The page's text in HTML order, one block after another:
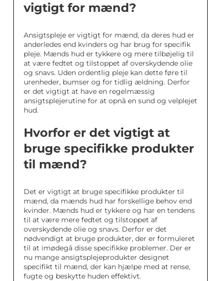
vigtigt for mænd?
Ansigtspleje er vigtigt for mænd, da deres hud er
anderledes end kvinders og har brug for specifik
pleje. Mænds hud er tykkere og mere tilbøjelig til
at være fedtet og tilstoppet af overskydende olie
og snavs. Uden ordentlig pleje kan dette føre til
urenheder, bumser og for tidlig ældning. Derfor
er det vigtigt at have en regelmæssig
ansigtsplejerutine for at opnå en sund og velplejet
hud.
Hvorfor er det vigtigt at
bruge specifikke produkter
til mænd?
Det er vigtigt at bruge specifikke produkter til
mænd, da mænds hud har forskellige behov end
kvinder. Mænds hud er tykkere og har en tendens
til at være mere fedtet og tilstoppet af
overskydende olie og snavs. Derfor er det
nødvendigt at bruge produkter, der er formuleret
til at imødegå disse specifikke problemer. Der er
nu mange ansigtsplejeprodukter designet
specifikt til mænd, der kan hjælpe med at rense,
fugte og beskytte huden effektivt.